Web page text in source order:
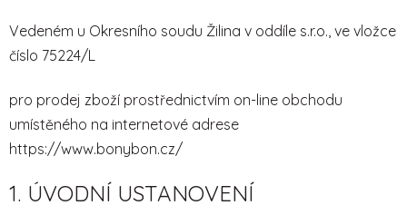
Vedeném u Okresního soudu Žilina v oddíle s.r.o., ve vložce
číslo 75224/L
pro prodej zboží prostřednictvím on-line obchodu
umístěného na internetové adrese
https://www.bonybon.cz/
1. ÚVODNÍ USTANOVENÍ